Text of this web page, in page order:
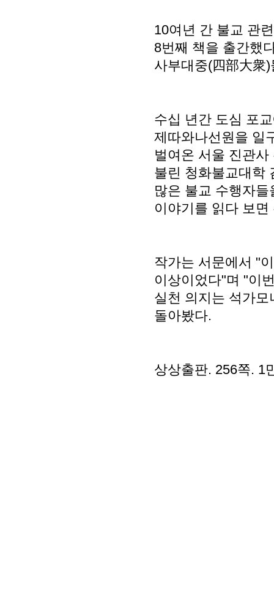
10여년 간 불교 관
8번째 책을 출간했
사부대중(四部大衆
수십 년간 도심 포
제따와나선원을 일
벌여온 서울 진관
불린 청화불교대학
많은 불교 수행자
이야기를 읽다 보
작가는 서문에서 "
이상이었다"며 "이
실천 의지는 석가
돌아봤다.
상상출판. 256쪽. 1